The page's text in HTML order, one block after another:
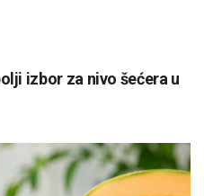
izbor za nivo šećera u